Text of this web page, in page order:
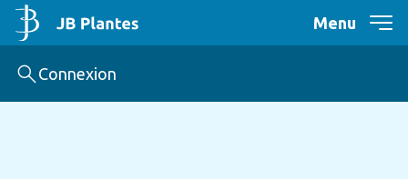
Menu
Connexion